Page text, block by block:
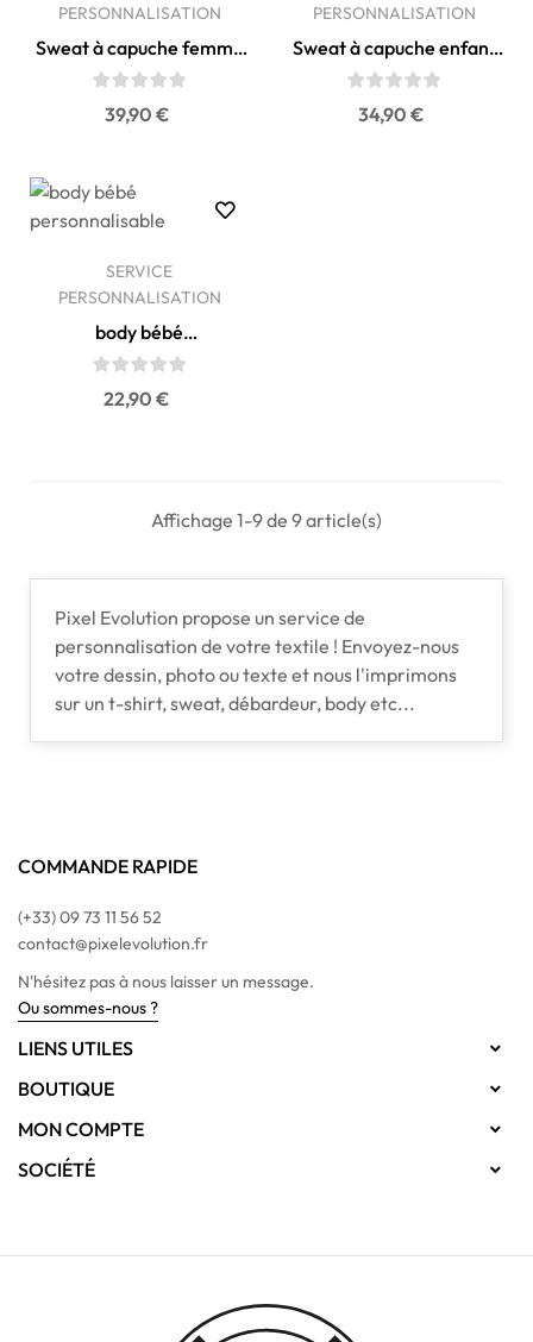
PERSONNALISATION
Sweat à capuche femme
personnalisable
Prix
39,90 €
PERSONNALISATION
Sweat à capuche enfant
personnalisable
Prix
34,90 €
SERVICE
PERSONNALISATION
body bébé
personnalisable
Prix
22,90 €
Affichage 1-9 de 9 article(s)
Pixel Evolution propose un service de
personnalisation de votre textile ! Envoyez-nous
votre dessin, photo ou texte et nous l'imprimons
sur un t-shirt, sweat, débardeur, body etc...
COMMANDE RAPIDE
(+33) 09 73 11 56 52
contact@pixelevolution.fr
N'hésitez pas à nous laisser un message.
Ou sommes-nous ?
LIENS UTILES 
BOUTIQUE 
MON COMPTE 
SOCIÉTÉ 